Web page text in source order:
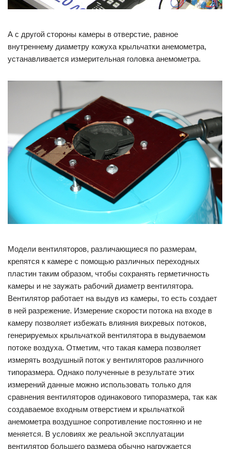
А с другой стороны камеры в отверстие, равное
внутреннему диаметру кожуха крыльчатки анемометра,
устанавливается измерительная головка анемометра.
Модели вентиляторов, различающиеся по размерам,
крепятся к камере с помощью различных переходных
пластин таким образом, чтобы сохранять герметичность
камеры и не заужать рабочий диаметр вентилятора.
Вентилятор работает на выдув из камеры, то есть создает
в ней разрежение. Измерение скорости потока на входе в
камеру позволяет избежать влияния вихревых потоков,
генерируемых крыльчаткой вентилятора в выдуваемом
потоке воздуха. Отметим, что такая камера позволяет
измерять воздушный поток у вентиляторов различного
типоразмера. Однако полученные в результате этих
измерений данные можно использовать только для
сравнения вентиляторов одинакового типоразмера, так как
создаваемое входным отверстием и крыльчаткой
анемометра воздушное сопротивление постоянно и не
меняется. В условиях же реальной эксплуатации
вентилятор большего размера обычно нагружается